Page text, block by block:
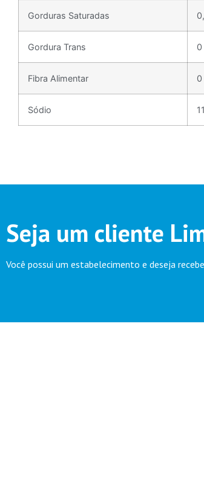
Gorduras Saturadas
Gordura Trans 0
Fibra Alimentar 0
Sódio
Seja um cliente
Você possui um estabelecimento e deseja